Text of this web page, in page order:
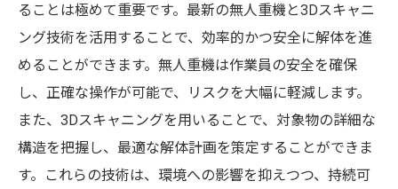
ることは極めて重要です。最新の無人重機と3Dスキャニ
ング技術を活用することで、効率的かつ安全に解体を進
めることができます。無人重機は作業員の安全を確保
し、正確な操作が可能で、リスクを大幅に軽減します。
また、3Dスキャニングを用いることで、対象物の詳細な
構造を把握し、最適な解体計画を策定することができま
す。これらの技術は、環境への影響を抑えつつ、持続可